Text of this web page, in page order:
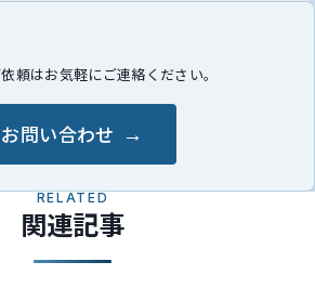
頼はお気軽にご連絡ください。
お問い合わせ
RELATED
関連記事